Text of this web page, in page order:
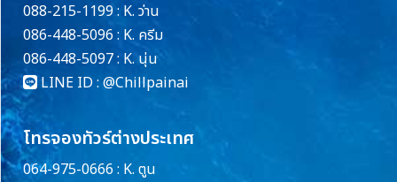
088-215-1199 : K. ว่าน
086-448-5096 : K. ครีม
086-448-5097 : K. นุ่น
LINE ID : @Chillpainai
โทรจองทัวร์ต่างประเทศ
064-975-0666 : K. ตูน